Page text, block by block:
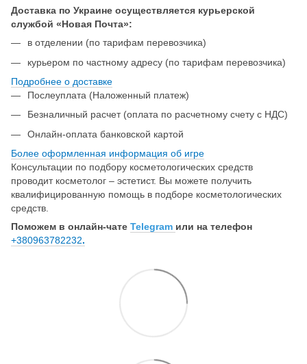
Доставка по Украине осуществляется курьерской
службой «Новая Почта»:
в отделении (по тарифам перевозчика)
курьером по частному адресу (по тарифам перевозчика)
Подробнее о доставке
Послеуплата (Наложенный платеж)
Безналичный расчет (оплата по расчетному счету с НДС)
Онлайн-оплата банковской картой
Более оформленная информация об игре
Консультации по подбору косметологических средств
проводит косметолог – эстетист. Вы можете получить
квалифицированную помощь в подборе косметологических
средств.
Поможем в онлайн-чате Telegram или на телефон
+380963782232.